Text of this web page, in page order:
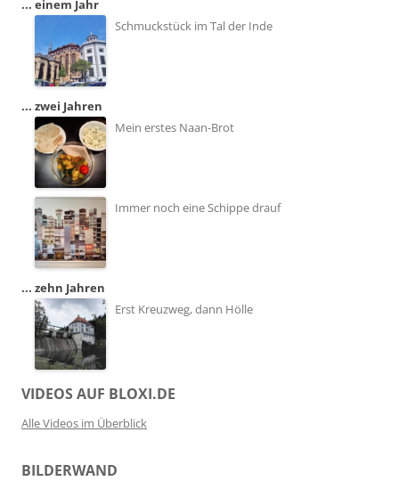
... einem Jahr
Schmuckstück im Tal der Inde
... zwei Jahren
Mein erstes Naan-Brot
Immer noch eine Schippe drauf
... zehn Jahren
Erst Kreuzweg, dann Hölle
VIDEOS AUF BLOXI.DE
Alle Videos im Überblick
BILDERWAND